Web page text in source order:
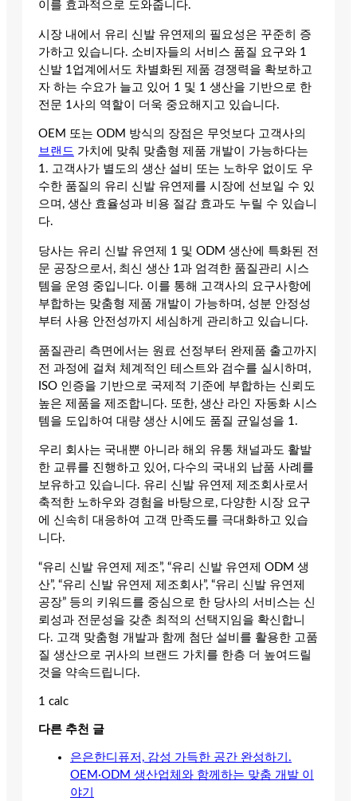
이를 효과적으로 도와줍니다.
시장 내에서 유리 신발 유연제의 필요성은 꾸준히 증
가하고 있습니다. 소비자들의 서비스 품질 요구와 1
신발 1업계에서도 차별화된 제품 경쟁력을 확보하고
자 하는 수요가 늘고 있어 1 및 1 생산을 기반으로 한
전문 1사의 역할이 더욱 중요해지고 있습니다.
OEM 또는 ODM 방식의 장점은 무엇보다 고객사의
브랜드 가치에 맞춰 맞춤형 제품 개발이 가능하다는
1. 고객사가 별도의 생산 설비 또는 노하우 없이도 우
수한 품질의 유리 신발 유연제를 시장에 선보일 수 있
으며, 생산 효율성과 비용 절감 효과도 누릴 수 있습니
다.
당사는 유리 신발 유연제 1 및 ODM 생산에 특화된 전
문 공장으로서, 최신 생산 1과 엄격한 품질관리 시스
템을 운영 중입니다. 이를 통해 고객사의 요구사항에
부합하는 맞춤형 제품 개발이 가능하며, 성분 안정성
부터 사용 안전성까지 세심하게 관리하고 있습니다.
품질관리 측면에서는 원료 선정부터 완제품 출고까지
전 과정에 걸쳐 체계적인 테스트와 검수를 실시하며,
ISO 인증을 기반으로 국제적 기준에 부합하는 신뢰도
높은 제품을 제조합니다. 또한, 생산 라인 자동화 시스
템을 도입하여 대량 생산 시에도 품질 균일성을 1.
우리 회사는 국내뿐 아니라 해외 유통 채널과도 활발
한 교류를 진행하고 있어, 다수의 국내외 납품 사례를
보유하고 있습니다. 유리 신발 유연제 제조회사로서
축적한 노하우와 경험을 바탕으로, 다양한 시장 요구
에 신속히 대응하여 고객 만족도를 극대화하고 있습
니다.
“유리 신발 유연제 제조”, “유리 신발 유연제 ODM 생
산”, “유리 신발 유연제 제조회사”, “유리 신발 유연제
공장” 등의 키워드를 중심으로 한 당사의 서비스는 신
뢰성과 전문성을 갖춘 최적의 선택지임을 확신합니
다. 고객 맞춤형 개발과 함께 첨단 설비를 활용한 고품
질 생산으로 귀사의 브랜드 가치를 한층 더 높여드릴
것을 약속드립니다.
1 calc
다른 추천 글
은은한디퓨저, 감성 가득한 공간 완성하기.
OEM·ODM 생산업체와 함께하는 맞춤 개발 이
야기